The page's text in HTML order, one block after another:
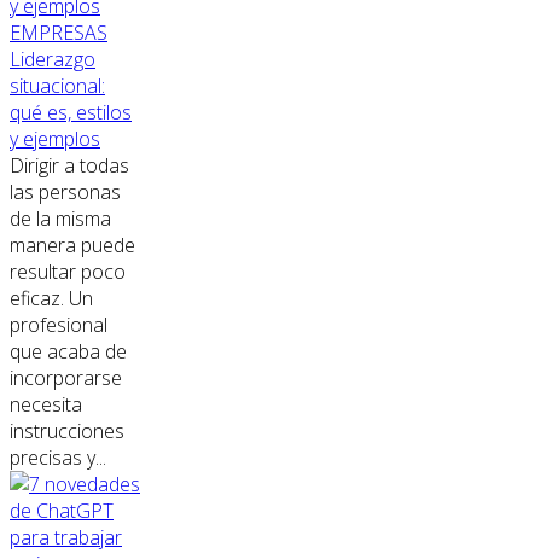
EMPRESAS
Liderazgo
situacional:
qué es, estilos
y ejemplos
Dirigir a todas
las personas
de la misma
manera puede
resultar poco
eficaz. Un
profesional
que acaba de
incorporarse
necesita
instrucciones
precisas y...